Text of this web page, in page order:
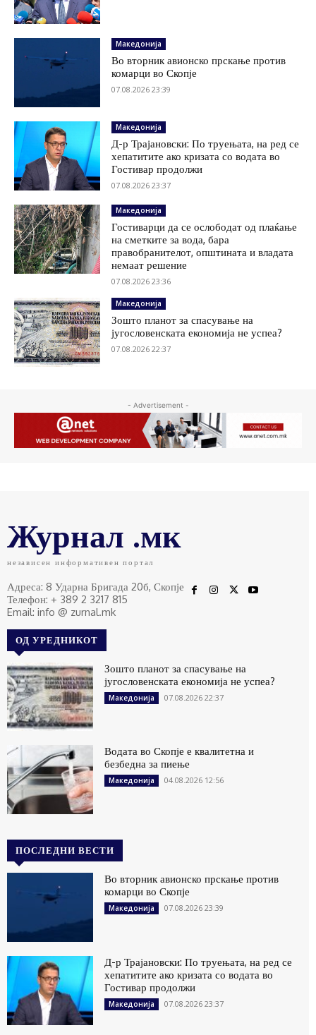
Македонија
Во вторник авионско прскање против
комарци во Скопје
07.08.2026 23:39
Македонија
Д-р Трајановски: По труењата, на ред се
хепатитите ако кризата со водата во
Гостивар продолжи
07.08.2026 23:37
Македонија
Гостиварци да се ослободат од плаќање
на сметките за вода, бара
правобранителот, општината и владата
немаат решение
07.08.2026 23:36
Македонија
Зошто планот за спасување на
југословенската економија не успеа?
07.08.2026 22:37
- Advertisement -
Журнал .мк
независен информативен портал
Адреса: 8 Ударна Бригада 20б, Скопје
Телефон: + 389 2 3217 815
Email: info @ zurnal.mk
ОД УРЕДНИКОТ
Зошто планот за спасување на
југословенската економија не успеа?
Македонија 07.08.2026 22:37
Водата во Скопје е квалитетна и
безбедна за пиење
Македонија 04.08.2026 12:56
ПОСЛЕДНИ ВЕСТИ
Во вторник авионско прскање против
комарци во Скопје
Македонија 07.08.2026 23:39
Д-р Трајановски: По труењата, на ред се
хепатитите ако кризата со водата во
Гостивар продолжи
Македонија 07.08.2026 23:37